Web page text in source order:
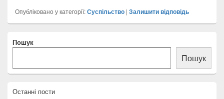
Опубліковано у категорії:Суспільство | Залишити відповідь
розташування
панелі
Пошук
Пошук
Останні пости